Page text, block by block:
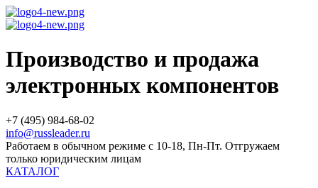
Производство и продажа
электронных компонентов
+7 (495) 984-68-02
info@russleader.ru
Работаем в обычном режиме с 10-18, Пн-Пт. Отгружаем
только юридическим лицам
КАТАЛОГ